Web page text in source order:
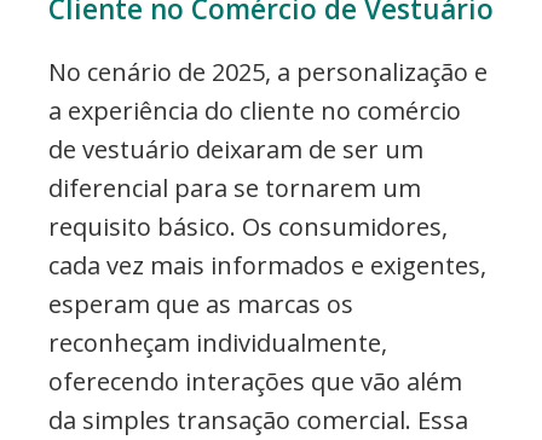
Cliente no Comércio de Vestuário
No cenário de 2025, a personalização e
a experiência do cliente no comércio
de vestuário deixaram de ser um
diferencial para se tornarem um
requisito básico. Os consumidores,
cada vez mais informados e exigentes,
esperam que as marcas os
reconheçam individualmente,
oferecendo interações que vão além
da simples transação comercial. Essa